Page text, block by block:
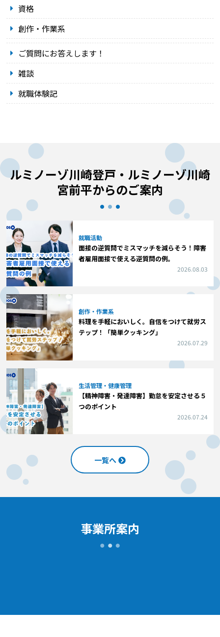
資格
創作・作業系
ご質問にお答えします！
雑談
就職体験記
ルミノーゾ川崎登戸・ルミノーゾ川崎
宮前平からのご案内
就職活動
面接の逆質問でミスマッチを減らそう！障害
者雇用面接で使える逆質問の例。
2026.08.03
創作・作業系
料理を手軽においしく。自信をつけて就労ス
テップ！「簡単クッキング」
2026.07.29
生活管理・健康管理
【精神障害・発達障害】勤怠を安定させる５
つのポイント
2026.07.24
一覧へ
事業所案内